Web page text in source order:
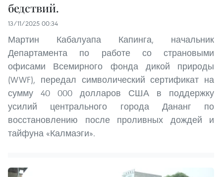
бедствий.
13/11/2025 00:34
Мартин Кабалуапа Капинга, начальник
Департамента по работе со страновыми
офисами Всемирного фонда дикой природы
(WWF), передал символический сертификат на
сумму 40 000 долларов США в поддержку
усилий центрального города Дананг по
восстановлению после проливных дождей и
тайфуна «Калмаэги».